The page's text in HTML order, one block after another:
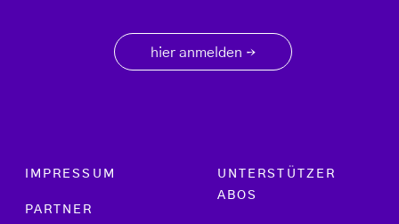
hier anmelden →
Footer menu
IMPRESSUM
PARTNER
UNTERSTÜTZER
ABOS